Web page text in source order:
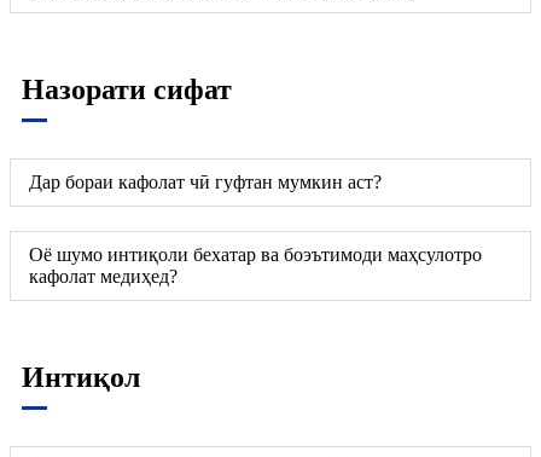
Назорати сифат
Дар бораи кафолат чӣ гуфтан мумкин аст?
Оё шумо интиқоли бехатар ва боэътимоди маҳсулотро
кафолат медиҳед?
Интиқол